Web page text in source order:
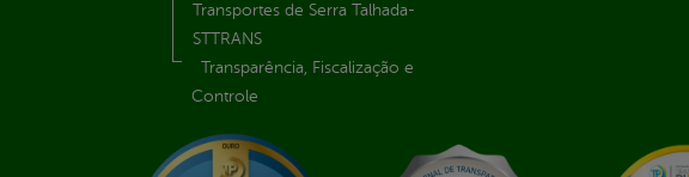
Transportes de Serra Talhada-
STTRANS
Transparência, Fiscalização e
Controle